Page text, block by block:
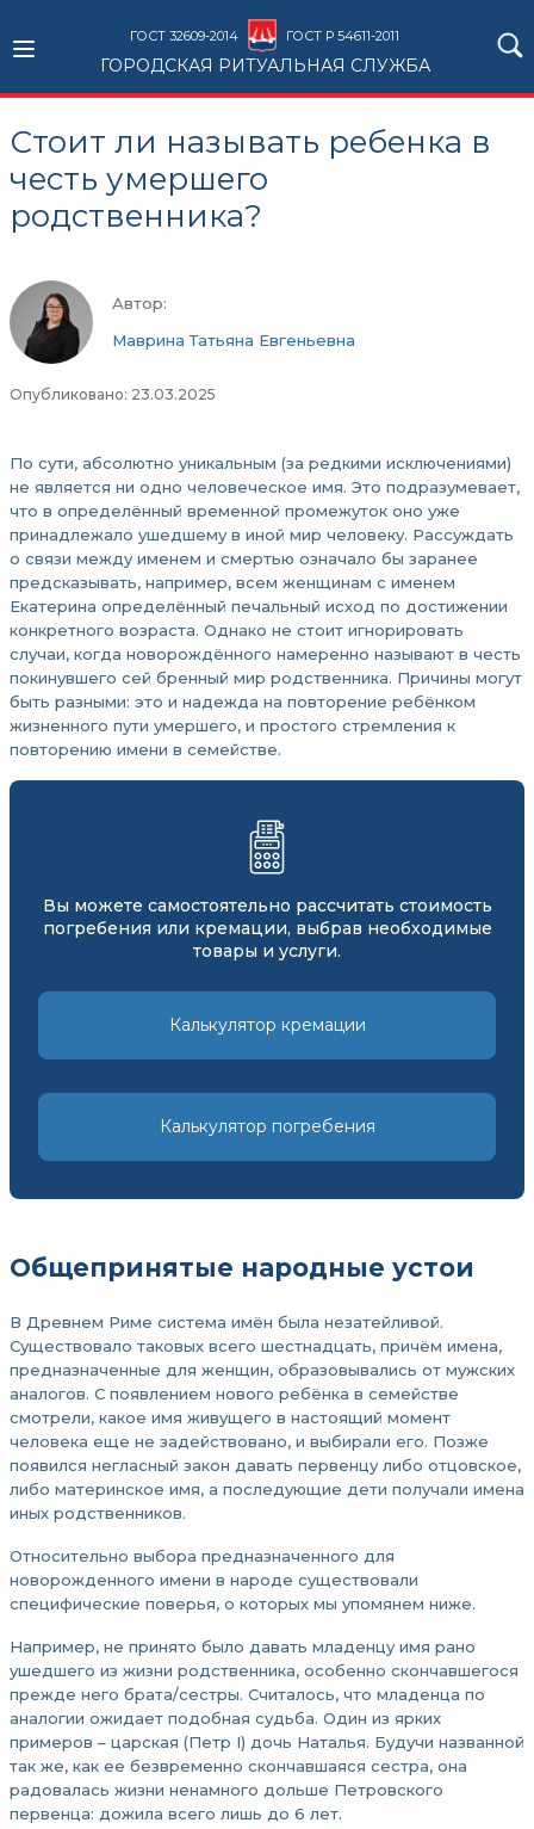
ГОСТ 32609-2014 ГОСТ Р 54611-2011
ГОРОДСКАЯ РИТУАЛЬНАЯ СЛУЖБА
Стоит ли называть ребенка в
честь умершего
родственника?
Автор:
Маврина Татьяна Евгеньевна
Опубликовано: 23.03.2025
По сути, абсолютно уникальным (за редкими исключениями)
не является ни одно человеческое имя. Это подразумевает,
что в определённый временной промежуток оно уже
принадлежало ушедшему в иной мир человеку. Рассуждать
о связи между именем и смертью означало бы заранее
предсказывать, например, всем женщинам с именем
Екатерина определённый печальный исход по достижении
конкретного возраста. Однако не стоит игнорировать
случаи, когда новорождённого намеренно называют в честь
покинувшего сей бренный мир родственника. Причины могут
быть разными: это и надежда на повторение ребёнком
жизненного пути умершего, и простого стремления к
повторению имени в семействе.
Вы можете самостоятельно рассчитать стоимость
погребения или кремации, выбрав необходимые
товары и услуги.
Калькулятор кремации
Калькулятор погребения
Общепринятые народные устои
В Древнем Риме система имён была незатейливой.
Существовало таковых всего шестнадцать, причём имена,
предназначенные для женщин, образовывались от мужских
аналогов. С появлением нового ребёнка в семействе
смотрели, какое имя живущего в настоящий момент
человека еще не задействовано, и выбирали его. Позже
появился негласный закон давать первенцу либо отцовское,
либо материнское имя, а последующие дети получали имена
иных родственников.
Относительно выбора предназначенного для
новорожденного имени в народе существовали
специфические поверья, о которых мы упомянем ниже.
Например, не принято было давать младенцу имя рано
ушедшего из жизни родственника, особенно скончавшегося
прежде него брата/сестры. Считалось, что младенца по
аналогии ожидает подобная судьба. Один из ярких
примеров – царская (Петр I) дочь Наталья. Будучи названной
так же, как ее безвременно скончавшаяся сестра, она
радовалась жизни ненамного дольше Петровского
первенца: дожила всего лишь до 6 лет.